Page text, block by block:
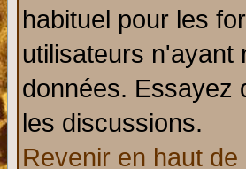
habituel pour les
utilisateurs n'ayant
données. Essayez
les discussions.
Revenir en haut de